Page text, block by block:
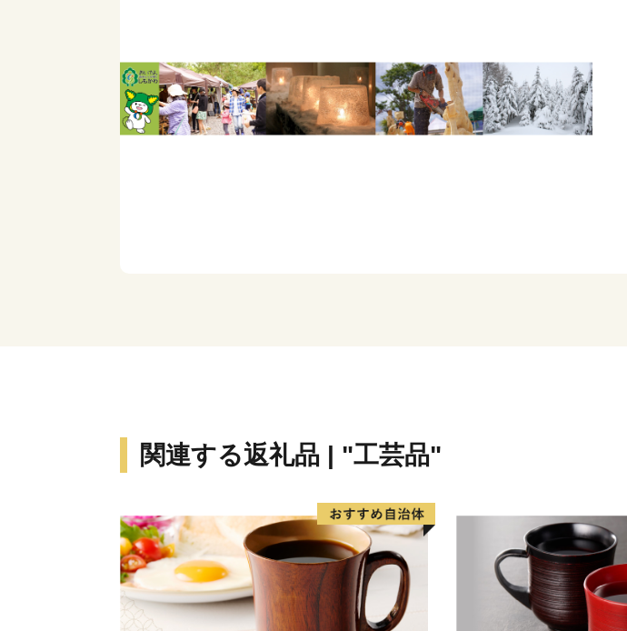
関連する返礼品 | "工芸品"